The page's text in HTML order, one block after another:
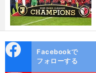
ok
Facebookで
フォローする